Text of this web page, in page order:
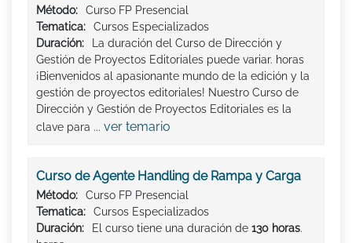
Método:
Curso FP Presencial
Tematica:
Cursos Especializados
Duración:
La duración del Curso de Dirección y
Gestión de Proyectos Editoriales puede variar. horas
¡Bienvenidos al apasionante mundo de la edición y la
gestión de proyectos editoriales! Nuestro Curso de
Dirección y Gestión de Proyectos Editoriales es la
clave para ... ver temario
Curso de Agente Handling de Rampa y Carga
Método:
Curso FP Presencial
Tematica:
Cursos Especializados
Duración:
El curso tiene una duración de 130 horas.